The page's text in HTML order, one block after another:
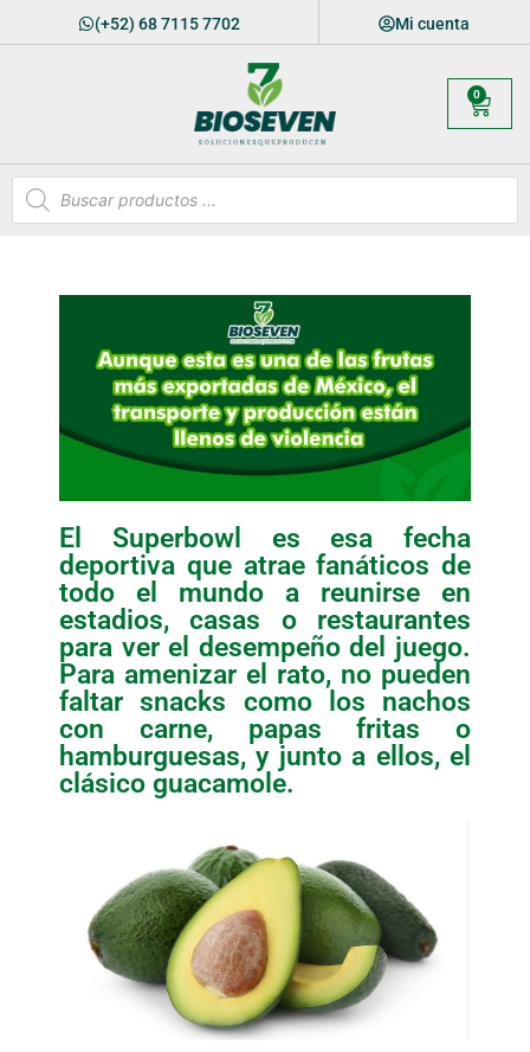
(+52) 68 7115 7702 Mi cuenta
0
El Superbowl es esa fecha
deportiva que atrae fanáticos de
todo el mundo a reunirse en
estadios, casas o restaurantes
para ver el desempeño del juego.
Para amenizar el rato, no pueden
faltar snacks como los nachos
con carne, papas fritas o
hamburguesas, y junto a ellos, el
clásico guacamole.